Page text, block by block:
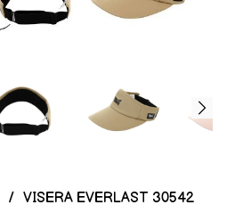
VISERA EVERLAST 30542